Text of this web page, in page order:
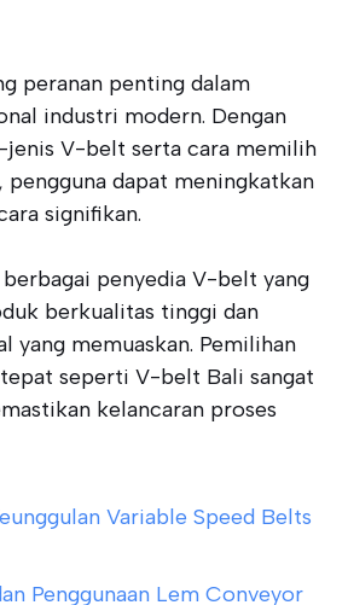
peranan penting dalam
industri modern. Dengan
jenis V-belt serta cara memilih
pengguna dapat meningkatkan
signifikan.
penyedia V-belt yang
berkualitas tinggi dan
yang memuaskan. Pemilihan
seperti V-belt Bali sangat
kelancaran proses
Variable Speed Belts
Penggunaan Lem Conveyor